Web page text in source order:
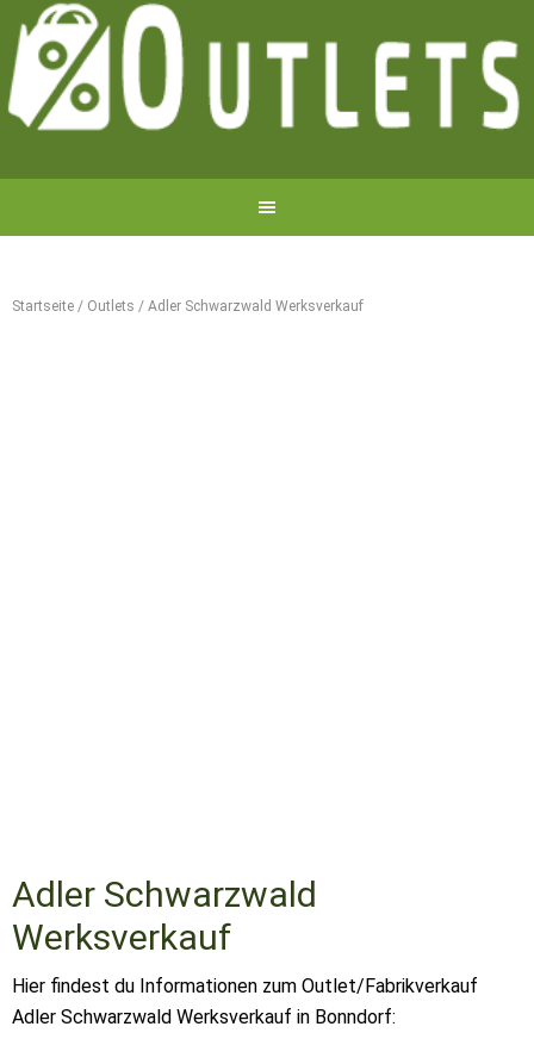
Startseite / Outlets / Adler Schwarzwald Werksverkauf
Adler Schwarzwald
Werksverkauf
Hier findest du Informationen zum Outlet/Fabrikverkauf
Adler Schwarzwald Werksverkauf in Bonndorf: